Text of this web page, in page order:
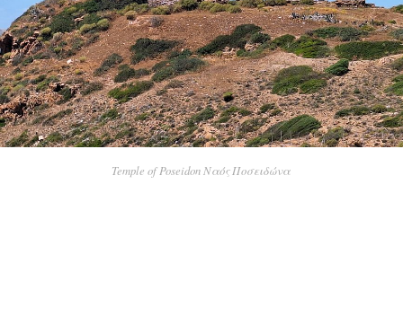
Temple of Poseidon Ναός Ποσειδώνα